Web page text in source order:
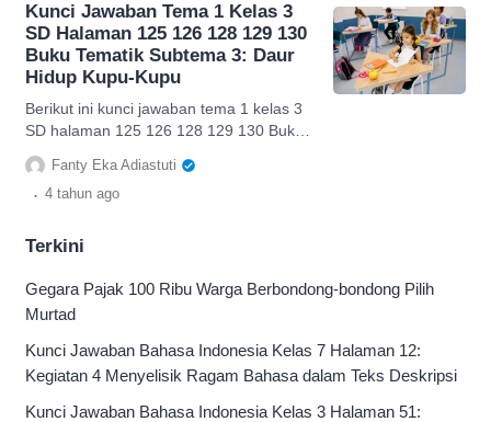
Kunci Jawaban Tema 1 Kelas 3
SD Halaman 125 126 128 129 130
Buku Tematik Subtema 3: Daur
Hidup Kupu-Kupu
Berikut ini kunci jawaban tema 1 kelas 3
SD halaman 125 126 128 129 130 Buku
Tematik Subtema 3 yang berjudul Daur
Hidup Kupu-kupu.
Fanty Eka Adiastuti
. 4 tahun ago
Terkini
Gegara Pajak 100 Ribu Warga Berbondong-bondong Pilih
Murtad
Kunci Jawaban Bahasa Indonesia Kelas 7 Halaman 12:
Kegiatan 4 Menyelisik Ragam Bahasa dalam Teks Deskripsi
Kunci Jawaban Bahasa Indonesia Kelas 3 Halaman 51: